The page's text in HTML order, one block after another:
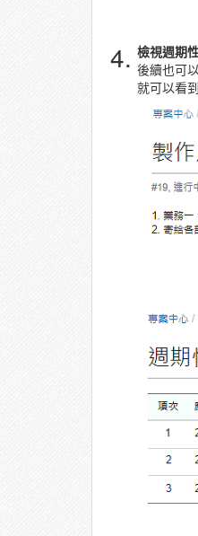
4. 檢視週期
後續也可
就可以看